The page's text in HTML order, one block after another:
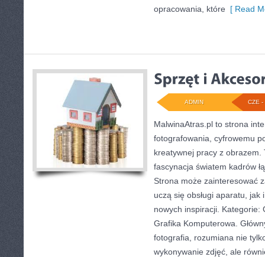
opracowania, które [ Read
CZE -
ADMIN
MalwinaAtras.pl to strona
fotografowania, cyfrowemu
kreatywnej pracy z obrazem.
fascynacja światem kadrów
Strona może zainteresować
uczą się obsługi aparatu,
nowych inspiracji. Kategorie:
Grafika Komputerowa.
fotografia, rozumiana nie
wykonywanie zdjęć, ale